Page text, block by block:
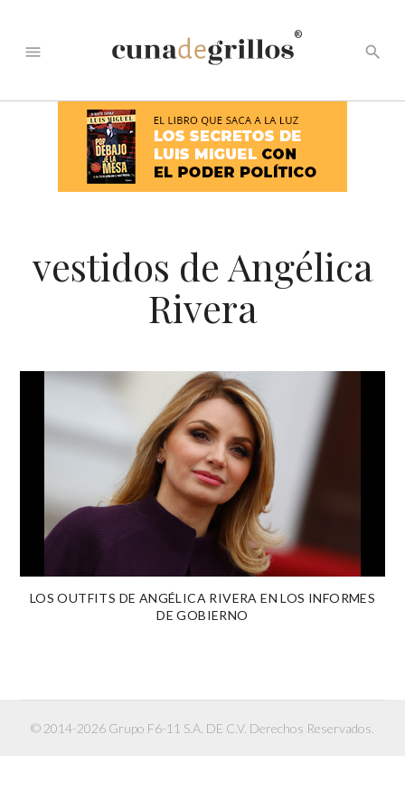
menu
®
search
vestidos de Angélica
Rivera
LOS OUTFITS DE ANGÉLICA RIVERA EN LOS INFORMES
DE GOBIERNO
© 2014-2026 Grupo F6-11 S.A. DE C.V. Derechos Reservados.